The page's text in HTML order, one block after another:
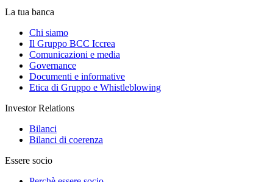
La tua banca
Chi siamo
Il Gruppo BCC Iccrea
Comunicazioni e media
Governance
Documenti e informative
Etica di Gruppo e Whistleblowing
Investor Relations
Bilanci
Bilanci di coerenza
Essere socio